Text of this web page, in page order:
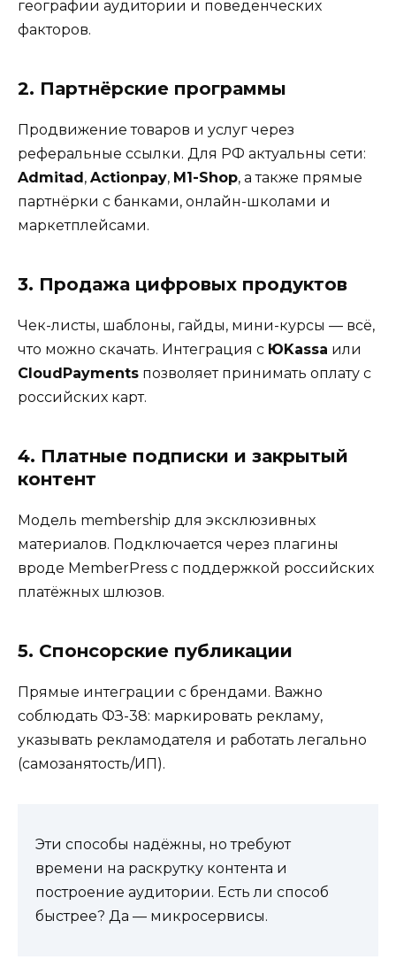
географии аудитории и поведенческих
факторов.
2. Партнёрские программы
Продвижение товаров и услуг через
реферальные ссылки. Для РФ актуальны сети:
Admitad, Actionpay, M1-Shop, а также прямые
партнёрки с банками, онлайн-школами и
маркетплейсами.
3. Продажа цифровых продуктов
Чек-листы, шаблоны, гайды, мини-курсы — всё,
что можно скачать. Интеграция с ЮKassa или
CloudPayments позволяет принимать оплату с
российских карт.
4. Платные подписки и закрытый
контент
Модель membership для эксклюзивных
материалов. Подключается через плагины
вроде MemberPress с поддержкой российских
платёжных шлюзов.
5. Спонсорские публикации
Прямые интеграции с брендами. Важно
соблюдать ФЗ-38: маркировать рекламу,
указывать рекламодателя и работать легально
(самозанятость/ИП).
Эти способы надёжны, но требуют
времени на раскрутку контента и
построение аудитории. Есть ли способ
быстрее? Да — микросервисы.